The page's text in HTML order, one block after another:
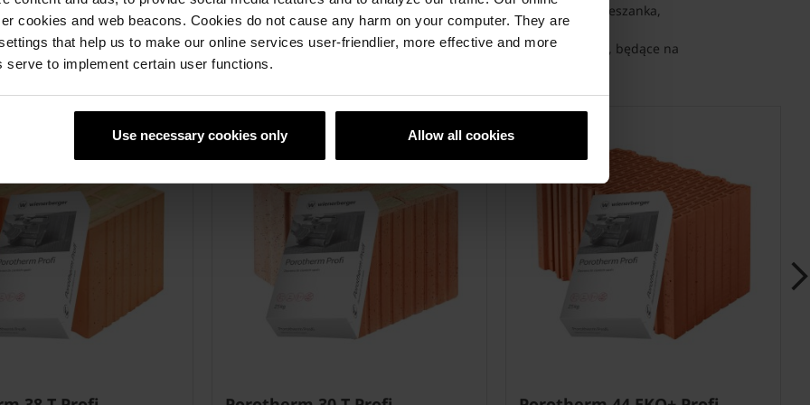
cookies and web beacons. Cookies do not cause any harm on your computer. They are
that help us to make our online services user-friendlier, more effective and more
to implement certain user functions.
Use necessary cookies only Allow all cookies
obliczana i dostarczana wraz z pustakami na budowę gratis (w cenie pustaków). Jest to gotowa mieszanka,
– wystarczy rozprowadzić ją z wodą w odpowiedniej proporcji i wymieszać.
do poziomowania pierwszej warstwy pustaków, niwelator laserowy i wałki do nakładania zaprawy, będące na
ale również dostępne do wypożyczenia.